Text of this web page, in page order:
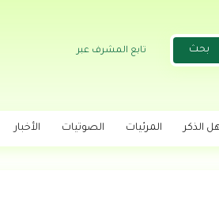
تابع المشرف عبر
الذكر المرئيات الصوتيات الأخبار